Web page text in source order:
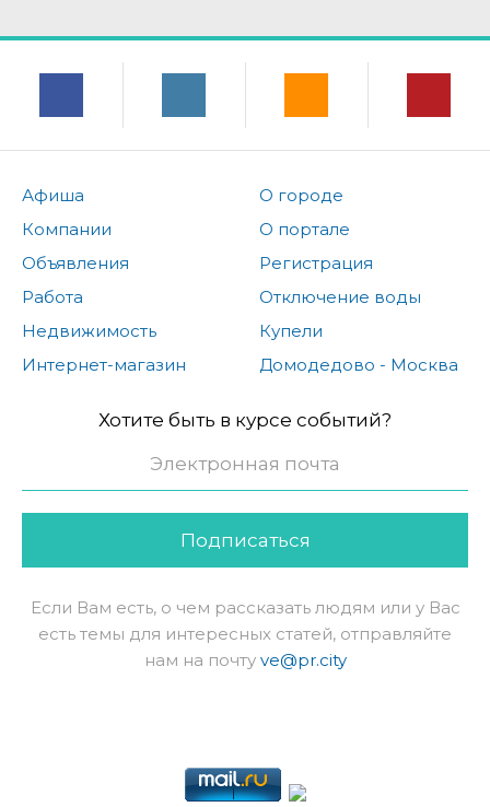
Афиша
Компании
Объявления
Работа
Недвижимость
Интернет-магазин
О городе
О портале
Регистрация
Отключение воды
Купели
Домодедово - Москва
Хотите быть в курсе событий?
Подписаться
Если Вам есть, о чем рассказать людям или у Вас
есть темы для интересных статей, отправляйте
нам на почту ve@pr.city